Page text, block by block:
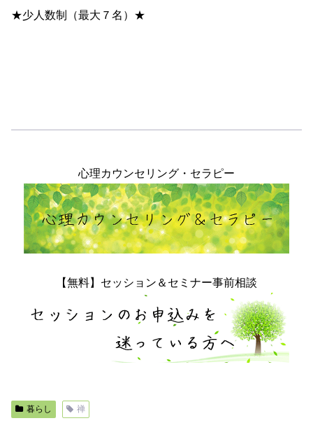
★少人数制（最大７名）★
心理カウンセリング・セラピー
【無料】セッション＆セミナー事前相談
暮らし 禅